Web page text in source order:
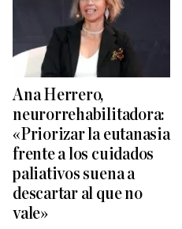
Ana Herrero,
neurorrehabilitadora:
«Priorizar la eutanasia
frente a los cuidados
paliativos suena a
descartar al que no
vale»